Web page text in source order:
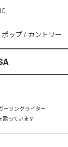
ポップ / カントリー
ーソングライター
歌っています